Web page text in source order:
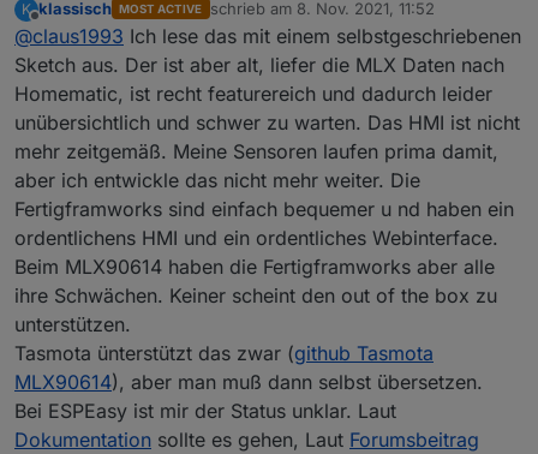
Habe so einiges an Wetterdaten über einen
ESP8266 mit ESPeay laufen. Würde hier gerne den
MLX90614 einfach dazupacken. Bisher hatte ich
leider keinen Erfolg...der Wert wurde nur einmalig
ausgelesen und dann gab es kein Update mehr.
K
Offline
klassisch MOST ACTIVE schrieb am 8. Nov. 2021, 11:52
zuletzt editiert von
@claus1993 Ich lese das mit einem selbstgeschriebenen
Sketch aus. Der ist aber alt, liefer die MLX Daten nach
Homematic, ist recht featurereich und dadurch leider
unübersichtlich und schwer zu warten. Das HMI ist nicht
mehr zeitgemäß. Meine Sensoren laufen prima damit,
aber ich entwickle das nicht mehr weiter. Die
Fertigframworks sind einfach bequemer u nd haben ein
ordentlichens HMI und ein ordentliches Webinterface.
Beim MLX90614 haben die Fertigframworks aber alle
ihre Schwächen. Keiner scheint den out of the box zu
unterstützen.
Tasmota ünterstützt das zwar (github Tasmota
MLX90614), aber man muß dann selbst übersetzen.
Bei ESPEasy ist mir der Status unklar. Laut
Dokumentation sollte es gehen, Laut Forumsbeitrag